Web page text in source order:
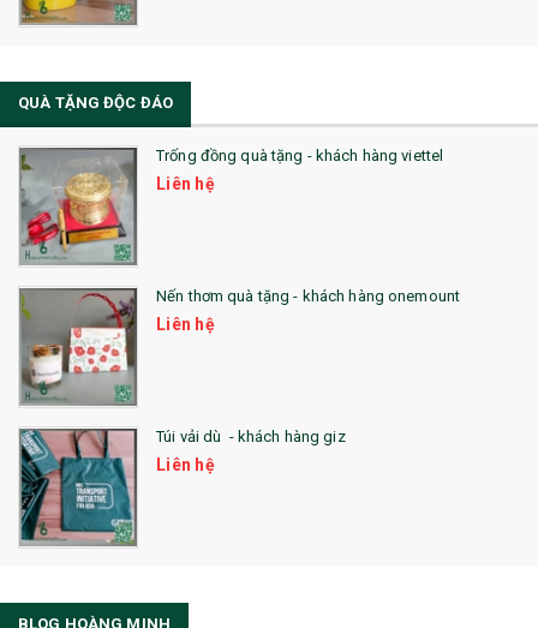
QUÀ TẶNG ĐỘC ĐÁO
Trống đồng quà tặng - khách hàng viettel
Liên hệ
Nến thơm quà tặng - khách hàng onemount
Liên hệ
Túi vải dù - khách hàng giz
Liên hệ
BLOG HOÀNG MINH